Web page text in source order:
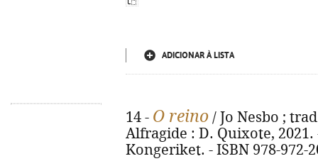
ADICIONAR À LISTA
14 - O reino / Jo Nesbo ;
Alfragide : D. Quixote, 2021.
Kongeriket. - ISBN 978-972-